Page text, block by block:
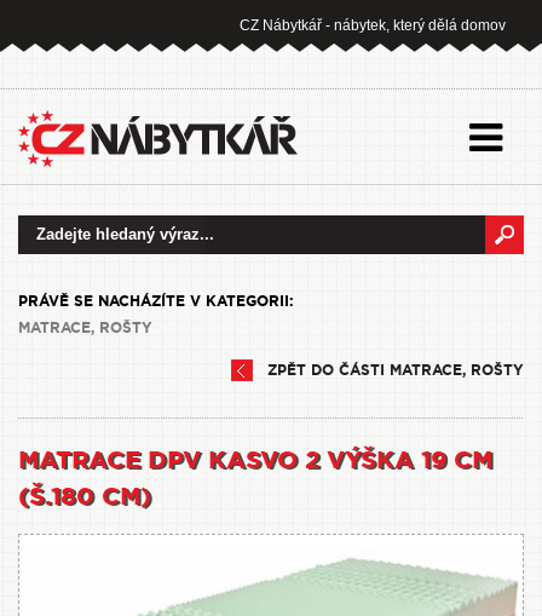
CZ Nábytkář - nábytek, který dělá domov
PRÁVĚ SE NACHÁZÍTE V KATEGORII:
MATRACE, ROŠTY
ZPĚT DO ČÁSTI MATRACE, ROŠTY
MATRACE DPV KASVO 2 VÝŠKA 19 CM
(Š.180 CM)